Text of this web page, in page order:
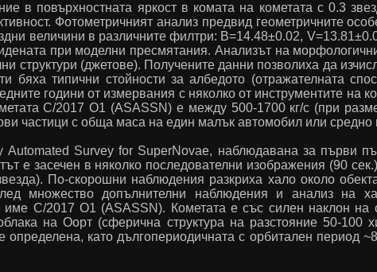
в повърхностната яркост в комата на кометата с 0.3
Фотометричният анализ предвид геометричните
величини в различните филтри: B=14.48±0.02, V
при моделни пресмятания. Анализът на
структури (джетове). Получените данни позволиха да
бяха типични стойности за албедото (отражателната
години от измервания с няколко от инструментите на
C/2017O1 (ASASSN) eмежду 500-1700 кг/с (при
частици с обща маса на един малък автомобил или
Automated Survey for SuperNovae, наблюдавана за първи
е засечен в няколко последователни изображения (90
По-скорошни наблюдения разкриха хало около
множество допълнителни наблюдения и анализ на
име C/2017 O1 (ASASSN). Кометата е със силен наклон на
на Оорт (сферична структура на разстояние 50-100
определена, като дългопериодичната с орбитален период